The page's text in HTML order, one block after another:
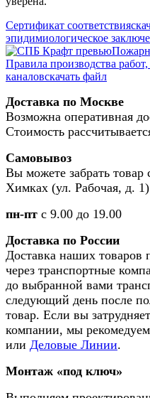
Сертификат соответствия
эпидимиологическое
Правила производства
каналовскачать файл
Доставка по Москве
Возможна оперативная
Стоимость
Самовывоз
Вы можете забрать товар
Химках (ул. Рабочая, д. 1)
пн-пт с 9.00 до 19.00
Доставка по России
Доставка наших товаров
через транспортные
до выбранной вами
следующий день после
товар. Если вы
компании, мы
или Деловые Линии.
Монтаж «под ключ»